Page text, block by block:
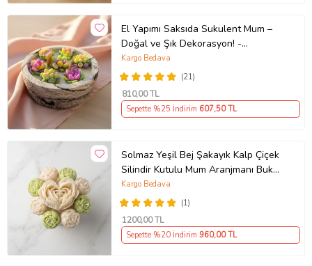
El Yapımı Saksıda Sukulent Mum –
Doğal ve Şık Dekorasyon! -
Hediyelik Mum (STD)
(21)
Kargo Bedava
810,00 TL
Sepette %25 İndirim 607,50 TL
Solmaz Yeşil Bej Şakayık Kalp Çiçek
Silindir Kutulu Mum Aranjmanı Buketi
Ofis İş Sevgili Özel Nişan Anneler
Günü Hediyelik Doğum Günü Kokulu
Mum Sıradışı Farklı Hediyelik
(1)
Kargo Bedava
1200,00 TL
Sepette %20 İndirim 960,00 TL